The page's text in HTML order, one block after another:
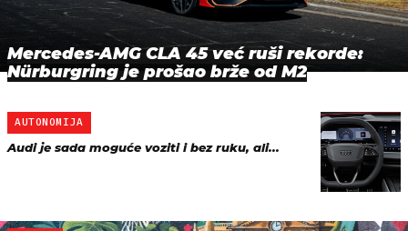
Mercedes-AMG CLA 45 već ruši rekorde:
Nürburgring je prošao brže od M2
AUTONOMIJA
Audi je sada moguće voziti i bez ruku, ali...